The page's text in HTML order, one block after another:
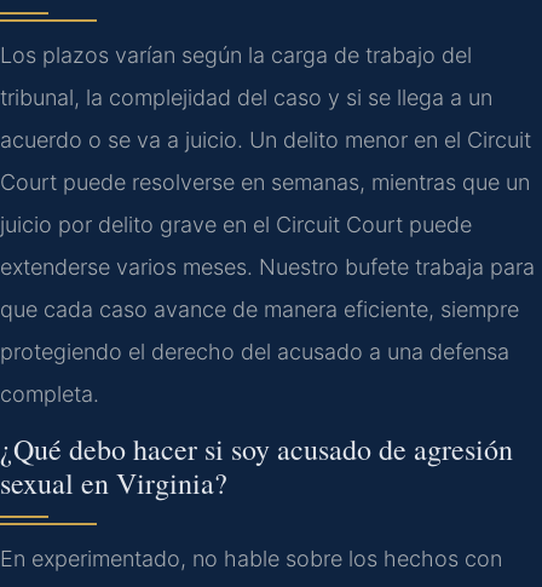
Los plazos varían según la carga de trabajo del
tribunal, la complejidad del caso y si se llega a un
acuerdo o se va a juicio. Un delito menor en el Circuit
Court puede resolverse en semanas, mientras que un
juicio por delito grave en el Circuit Court puede
extenderse varios meses. Nuestro bufete trabaja para
que cada caso avance de manera eficiente, siempre
protegiendo el derecho del acusado a una defensa
completa.
¿Qué debo hacer si soy acusado de agresión
sexual en Virginia?
En experimentado, no hable sobre los hechos con